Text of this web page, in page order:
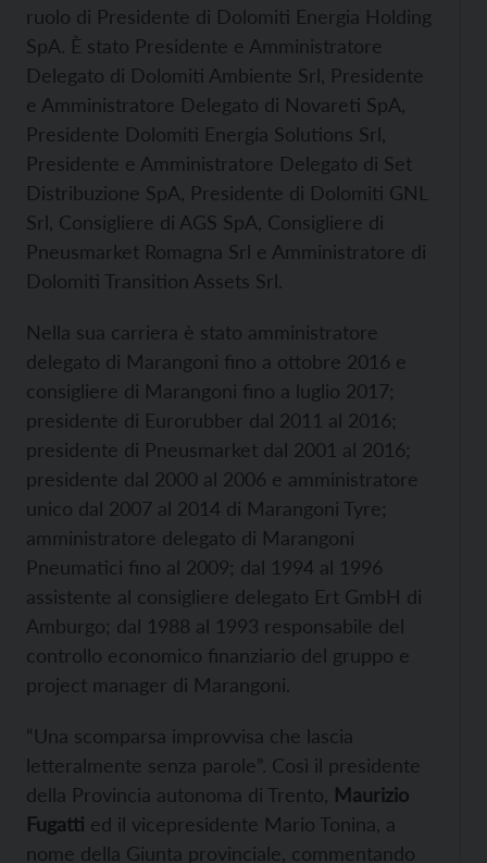
ruolo di Presidente di Dolomiti Energia Holding
SpA. È stato Presidente e Amministratore
Delegato di Dolomiti Ambiente Srl, Presidente
e Amministratore Delegato di Novareti SpA,
Presidente Dolomiti Energia Solutions Srl,
Presidente e Amministratore Delegato di Set
Distribuzione SpA, Presidente di Dolomiti GNL
Srl, Consigliere di AGS SpA, Consigliere di
Pneusmarket Romagna Srl e Amministratore di
Dolomiti Transition Assets Srl.
Nella sua carriera è stato amministratore
delegato di Marangoni fino a ottobre 2016 e
consigliere di Marangoni fino a luglio 2017;
presidente di Eurorubber dal 2011 al 2016;
presidente di Pneusmarket dal 2001 al 2016;
presidente dal 2000 al 2006 e amministratore
unico dal 2007 al 2014 di Marangoni Tyre;
amministratore delegato di Marangoni
Pneumatici fino al 2009; dal 1994 al 1996
assistente al consigliere delegato Ert GmbH di
Amburgo; dal 1988 al 1993 responsabile del
controllo economico finanziario del gruppo e
project manager di Marangoni.
“Una scomparsa improvvisa che lascia
letteralmente senza parole”. Così il presidente
della Provincia autonoma di Trento, Maurizio
Fugatti ed il vicepresidente Mario Tonina, a
nome della Giunta provinciale, commentando